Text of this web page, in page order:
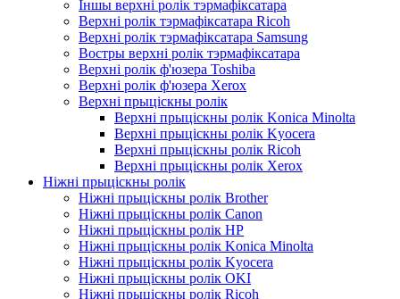
Іншы верхні ролік тэрмафіксатара
Верхні ролік тэрмафіксатара Ricoh
Верхні ролік тэрмафіксатара Samsung
Востры верхні ролік тэрмафіксатара
Верхні ролік ф'юзера Toshiba
Верхні ролік ф'юзера Xerox
Верхні прыціскны ролік
Верхні прыціскны ролік Konica Minolta
Верхні прыціскны ролік Kyocera
Верхні прыціскны ролік Ricoh
Верхні прыціскны ролік Xerox
Ніжні прыціскны ролік
Ніжні прыціскны ролік Brother
Ніжні прыціскны ролік Canon
Ніжні прыціскны ролік HP
Ніжні прыціскны ролік Konica Minolta
Ніжні прыціскны ролік Kyocera
Ніжні прыціскны ролік OKI
Ніжні прыціскны ролік Ricoh